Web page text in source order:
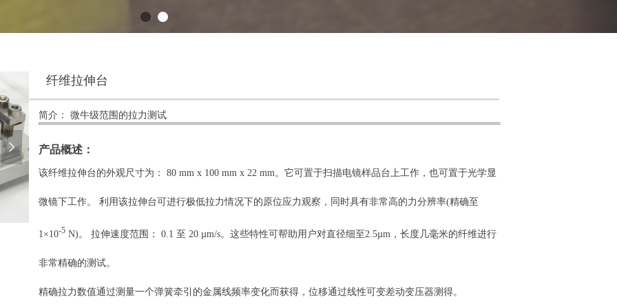
纤维拉伸台
简介： 微牛级范围的拉力测试
产品概述：
该纤维拉伸台的外观尺寸为： 80 mm x 100 mm x 22 mm。它可置于扫描电镜样品台上工作，也可置于光学显
微镜下工作。 利用该拉伸台可进行极低拉力情况下的原位应力观察，同时具有非常高的力分辨率(精确至
1×10-5 N)。 拉伸速度范围： 0.1 至 20 µm/s。这些特性可帮助用户对直径细至2.5µm，长度几毫米的纤维进行
非常精确的测试。
精确拉力数值通过测量一个弹簧牵引的金属线频率变化而获得，位移通过线性可变差动变压器测得。
넲